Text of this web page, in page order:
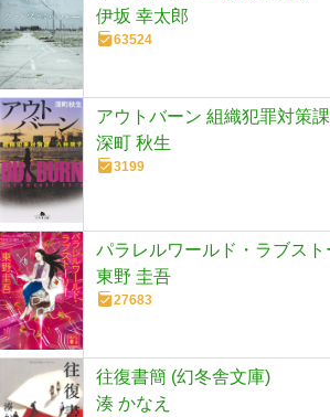
伊坂 幸太郎
63524
アウトバーン 組織犯罪対策
深町 秋生
3199
パラレルワールド・ラブス
東野 圭吾
27683
往復書簡 (幻冬舎文庫)
湊 かなえ